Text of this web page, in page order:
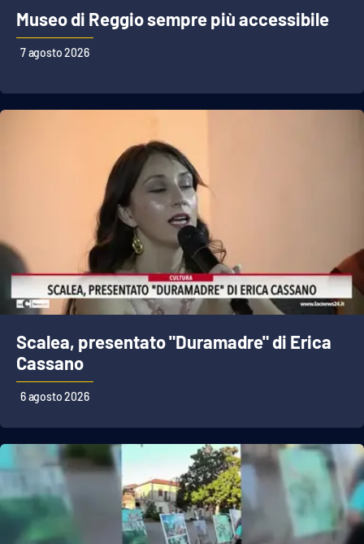
EDIZIONI
LOCALI
Crotone
Reggio Calabria
Lamezia Terme
PROGETTI
SPECIALI
Buona Sanità Calabria
CALABRIAVISIONE
Destinazioni
Eventi
Museo di Reggio sempre più accessibile
7 agosto 2026
Scalea, presentato "Duramadre" di Erica
Cassano
6 agosto 2026